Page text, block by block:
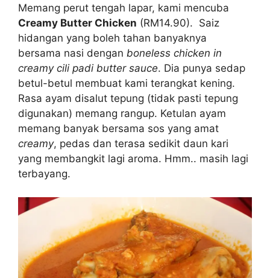
Memang perut tengah lapar, kami mencuba
Creamy Butter Chicken (RM14.90). Saiz
hidangan yang boleh tahan banyaknya
bersama nasi dengan boneless chicken in
creamy cili padi butter sauce. Dia punya sedap
betul-betul membuat kami terangkat kening.
Rasa ayam disalut tepung (tidak pasti tepung
digunakan) memang rangup. Ketulan ayam
memang banyak bersama sos yang amat
creamy, pedas dan terasa sedikit daun kari
yang membangkit lagi aroma. Hmm.. masih lagi
terbayang.